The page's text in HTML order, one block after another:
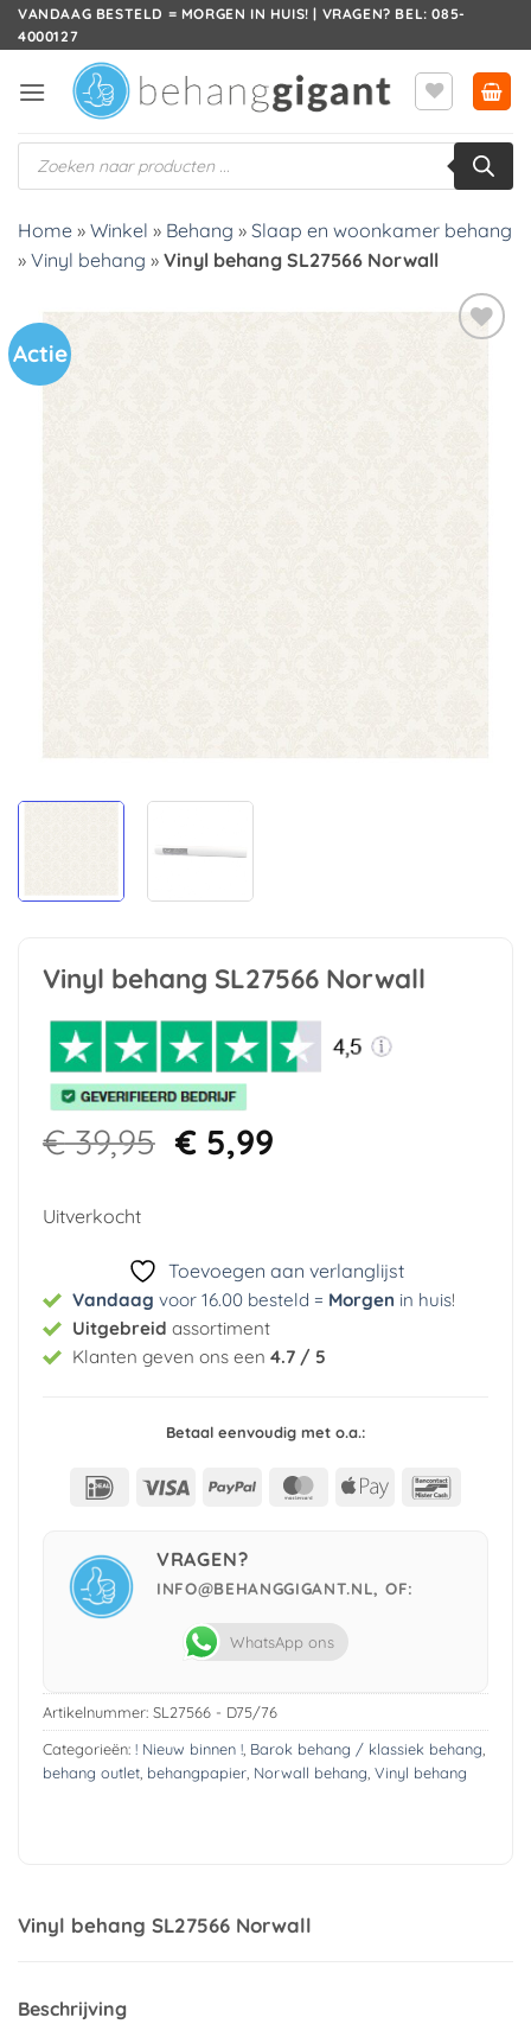
Ga
naar
VANDAAG BESTELD = MORGEN IN HUIS! | VRAGEN? BEL: 085-
4000127
Producten
zoeken
Home » Winkel » Behang » Slaap en woonkamer behang
» Vinyl behang » Vinyl behang SL27566 Norwall
Actie
Vinyl behang SL27566 Norwall
€39,95 Oorspronkelijke
prijs
€5,99Huidige
Uitverkocht
Toevoegen aan verlanglijst
Vandaag voor 16.00 besteld = Morgen in huis!
Uitgebreid assortiment
Klanten geven ons een 4.7 / 5
Betaal eenvoudig met o.a.:
IDeal Visa PayPal MasterCard
Apple
VRAGEN?
INFO@BEHANGGIGANT.NL, OF:
WhatsApp ons
Artikelnummer: SL27566 - D75/76
Categorieën: ! Nieuw binnen !, Barok behang / klassiek behang
behang outlet, behangpapier, Norwall behang Vinyl behang
Vinyl behang SL27566 Norwall
Beschrijving